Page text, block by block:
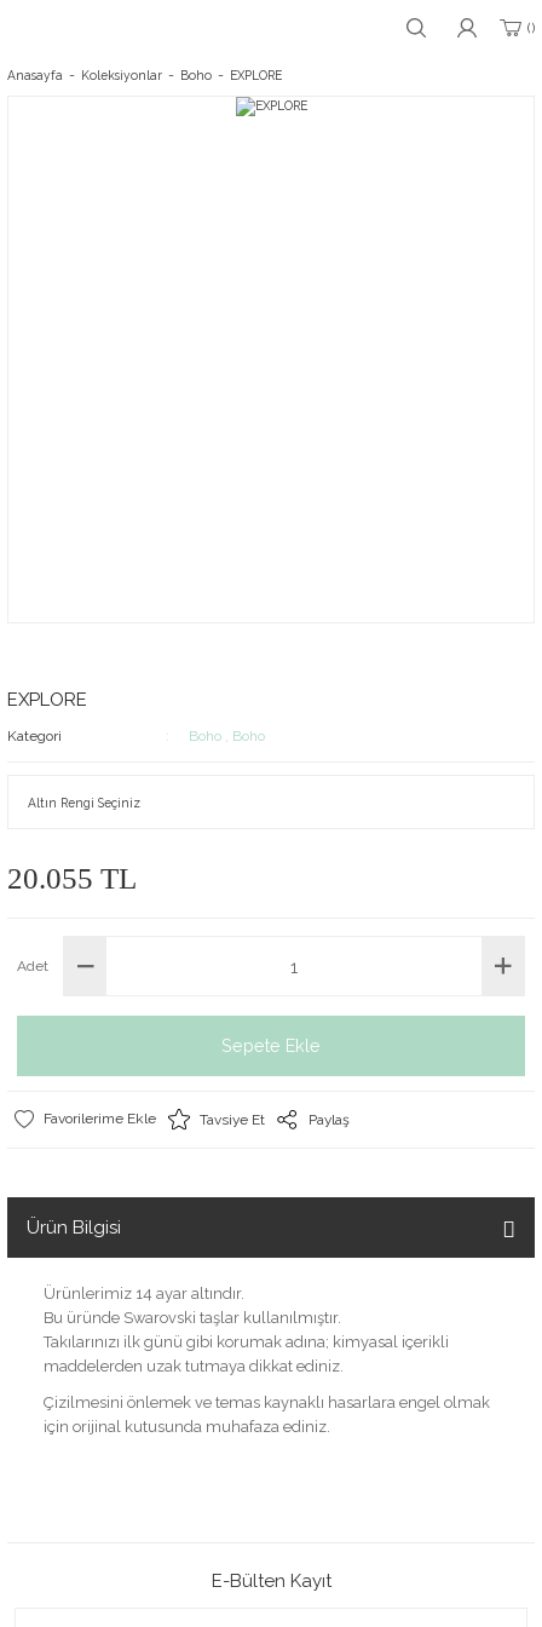
Anasayfa Koleksiyonlar Boho EXPLORE
EXPLORE
Kategori Boho , Boho
20.055 TL
Adet
Sepete Ekle
Tavsiye Et Paylaş
Ürün Bilgisi
Ürünlerimiz 14 ayar altındır.
Bu üründe Swarovski taşlar kullanılmıştır.
Takılarınızı ilk günü gibi korumak adına; kimyasal içerikli
maddelerden uzak tutmaya dikkat ediniz.
Çizilmesini önlemek ve temas kaynaklı hasarlara engel olmak
için orijinal kutusunda muhafaza ediniz.
E-Bülten Kayıt